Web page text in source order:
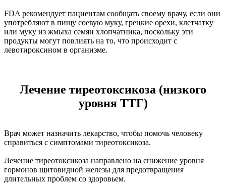
FDA рекомендует пациентам сообщать своему врачу, если они
употребляют в пищу соевую муку, грецкие орехи, клетчатку
или муку из жмыха семян хлопчатника, поскольку эти
продукты могут повлиять на то, что происходит с
левотироксином в организме.
Лечение тиреотоксикоза (низкого
уровня ТТГ)
Врач может назначить лекарство, чтобы помочь человеку
справиться с симптомами тиреотоксикоза.
Лечение тиреотоксикоза направлено на снижение уровня
гормонов щитовидной железы для предотвращения
длительных проблем со здоровьем.